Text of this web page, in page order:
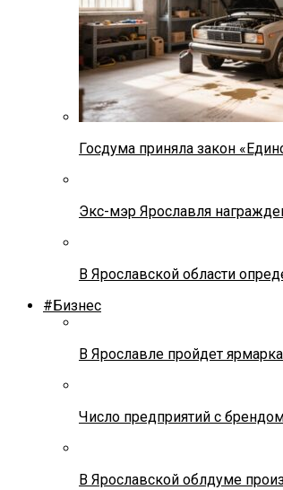
Госдума приняла закон
Экс-мэр Ярославля
В Ярославской области
#Бизнес
В Ярославле пройдет
Число предприятий с
В Ярославской облдуме